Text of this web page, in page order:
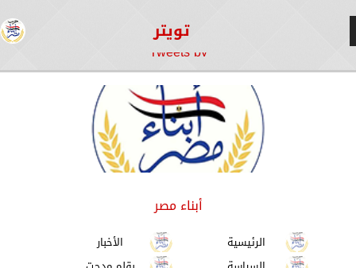
تويتر
Tweets by
أبناء مصر
الرئيسية
الأخبار